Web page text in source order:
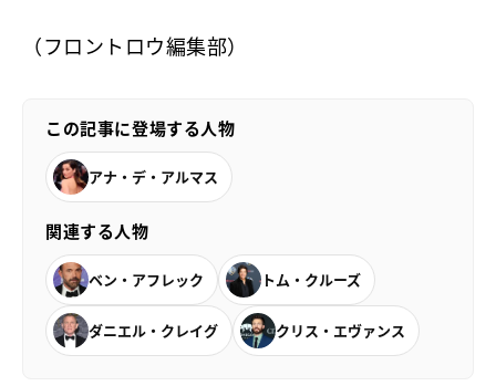
（フロントロウ編集部）
この記事に登場する人物
アナ・デ・アルマス
関連する人物
ベン・アフレック トム・クルーズ
ダニエル・クレイグ クリス・エヴァンス